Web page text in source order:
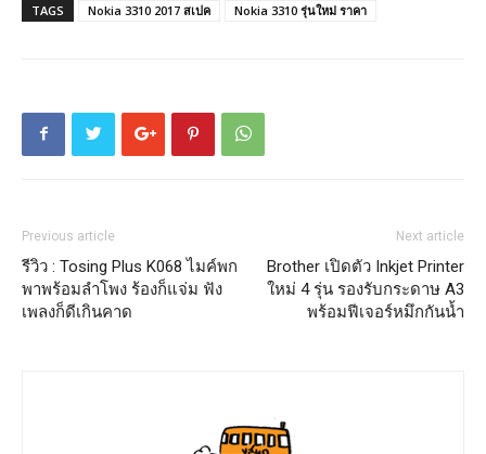
TAGS Nokia 3310 2017 สเปค Nokia 3310 รุ่นใหม่ ราคา
Previous article
รีวิว : Tosing Plus K068 ไมค์พก
พาพร้อมลำโพง ร้องก็แจ่ม ฟัง
เพลงก็ดีเกินคาด
Next article
Brother เปิดตัว Inkjet Printer
ใหม่ 4 รุ่น รองรับกระดาษ A3
พร้อมฟีเจอร์หมึกกันน้ำ